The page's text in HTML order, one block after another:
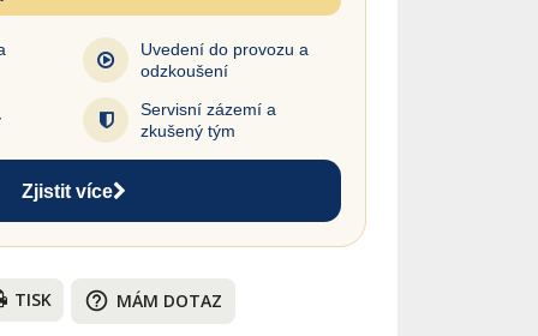
Uvedení do provozu a
odzkoušení
Servisní zázemí a
zkušený tým
Zjistit více
TISK help_outline MÁM DOTAZ